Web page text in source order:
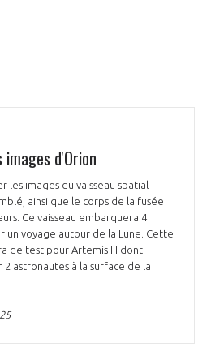
images d'Orion
les images du vaisseau spatial
ainsi que le corps de la fusée
Ce vaisseau embarquera 4
un voyage autour de la Lune. Cette
de test pour Artemis III dont
astronautes à la surface de la